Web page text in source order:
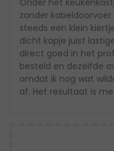
Onder het
zonder
steeds een klein
dicht kapje juist
direct goed in het
besteld en dezelfde
omdat ik nog wat
af. Het resultaat is